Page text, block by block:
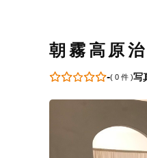
朝霧高原
-( 0 件)写